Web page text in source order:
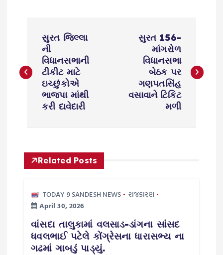
s
a
v
સુરત જિલ્લા
ની
વિધાનસભાની
ટીકીટ માટે
ઇચ્છુંકોએ
ભાજપા માંથી
કરી દાવેદારી
સુરત 156-
માંગરોળ
વિધાનસભા
બેઠક પર
ગણપતસિંહ
વસાવાને ટિકિટ
મળી
Related Posts
TODAY 9 SANDESH NEWS
રાજકારણ
April 30, 2026
વાંસદા તાલુકામાં વલસાડ-ડાંગના સાંસદ
ધવલભાઈ પટેલે કોંગ્રેસના ધારાસભ્ય ના
ગઢમાં ગાબડું પાડ્યું.